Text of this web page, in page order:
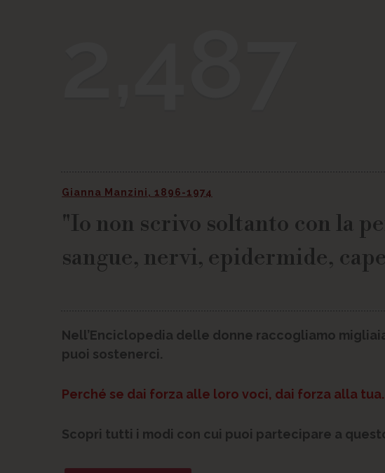
Gianna Manzini, 1896-1974
"Io non scrivo soltanto con la
sangue, nervi, epidermide,
Nell’Enciclopedia delle donne raccogliamo
puoi sostenerci.
Perché se dai forza alle loro voci, dai forza alla
Scopri tutti i modi con cui puoi partecipare a